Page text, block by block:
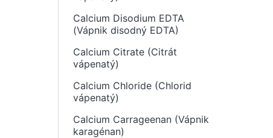
Calcium Disodium EDTA
(Vápnik disodný EDTA)
Calcium Citrate (Citrát
vápenatý)
Calcium Chloride (Chlorid
vápenatý)
Calcium Carrageenan (Vápnik
karagénan)